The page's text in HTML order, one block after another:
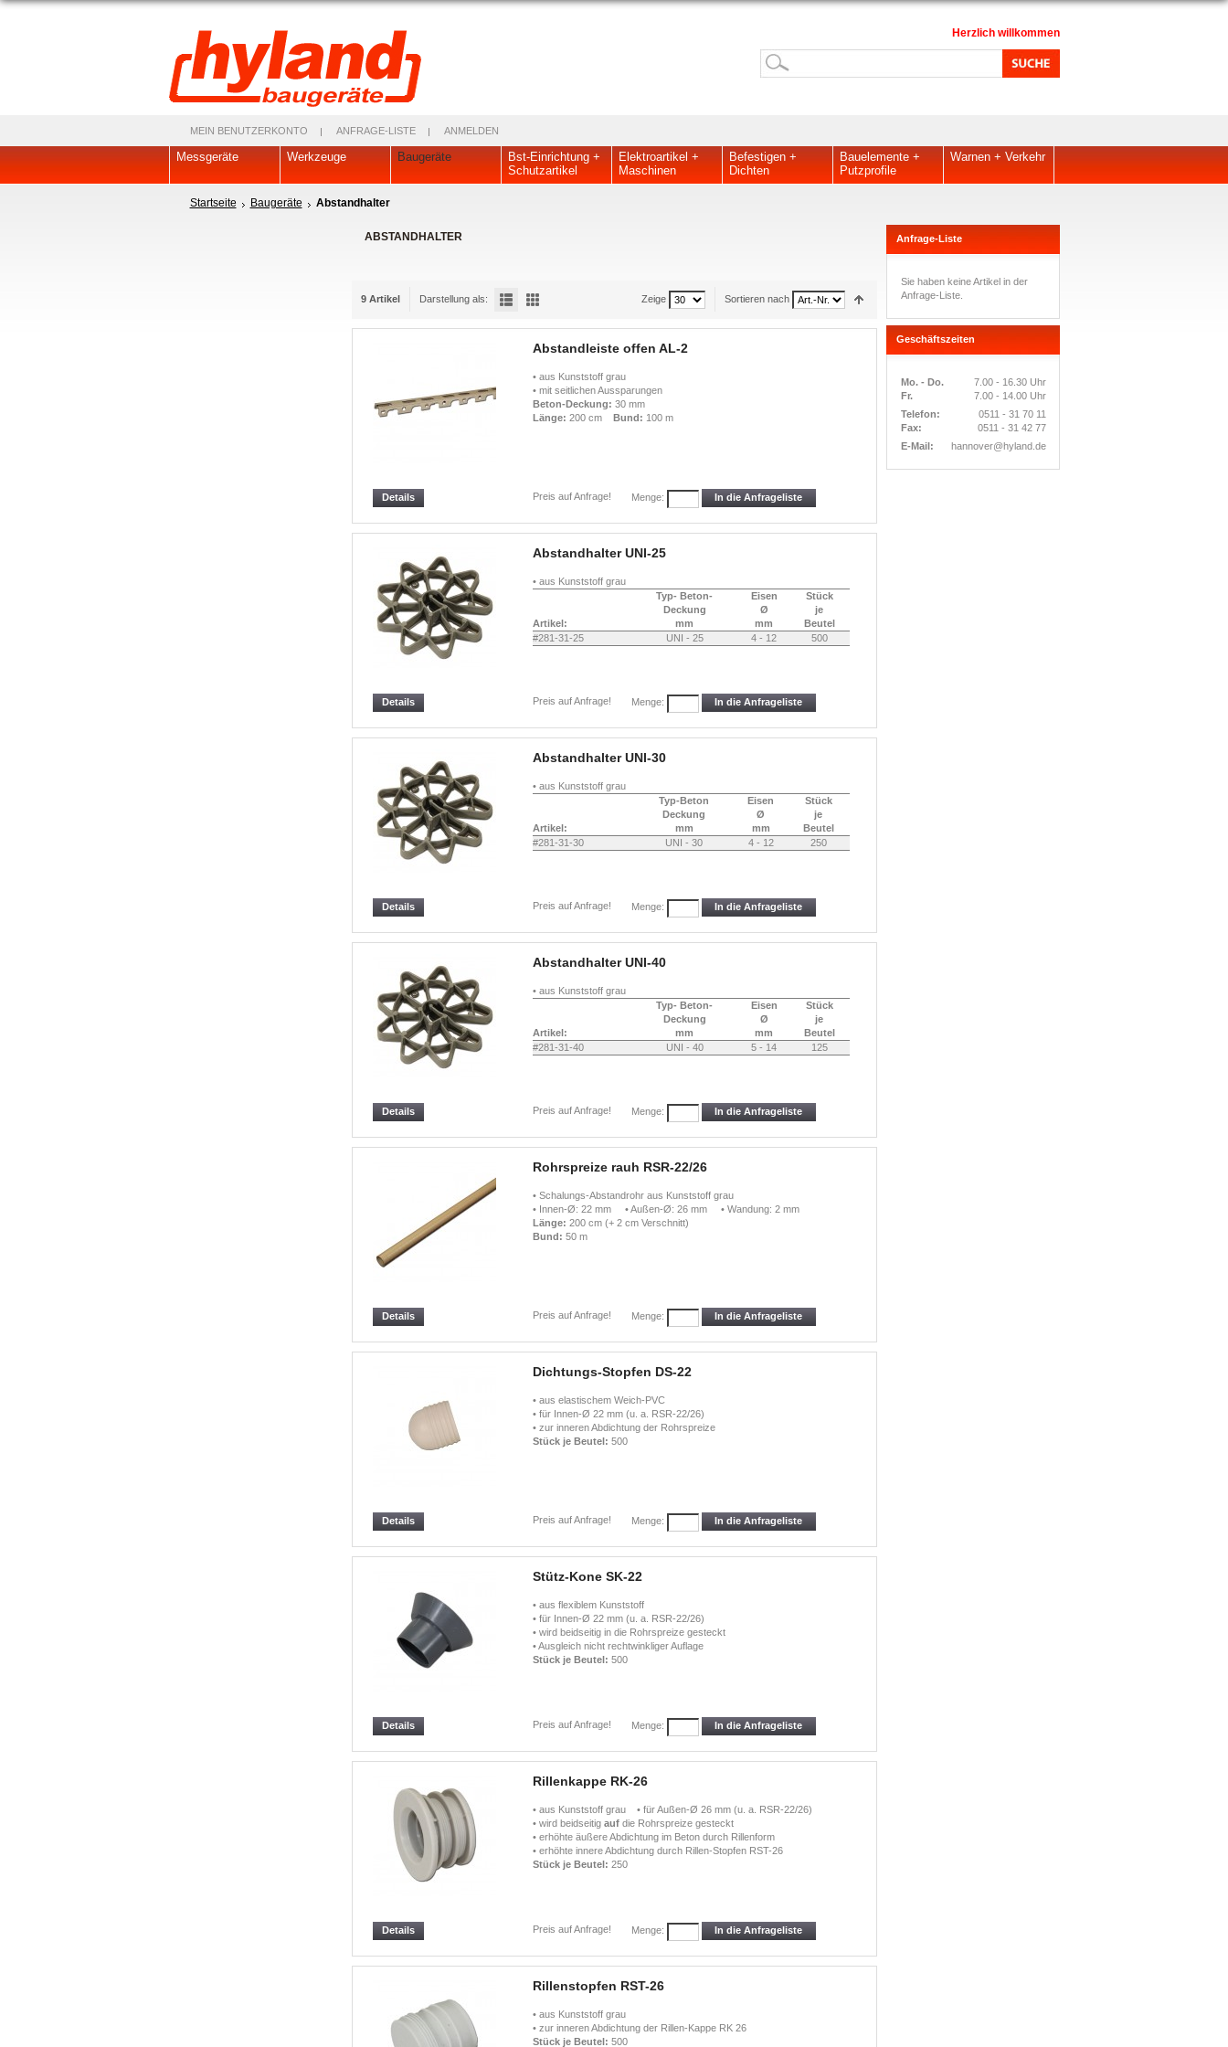
Herzlich willkommen
MEIN BENUTZERKONTO ANFRAGE-LISTE ANMELDEN
Messgeräte Werkzeuge Baugeräte
Bst-Einrichtung +
Schutzartikel
Elektroartikel +
Maschinen
Befestigen +
Dichten
Bauelemente +
Putzprofile
Warnen + Verkehr
Startseite Baugeräte Abstandhalter
ABSTANDHALTER
9 Artikel Darstellung als: Sortieren nach
Zeige
Abstandleiste offen AL-2
• aus Kunststoff grau
• mit seitlichen Aussparungen
Beton-Deckung: 30 mm
Länge: 200 cm Bund: 100 m
Preis auf Anfrage! Menge: In die Anfrageliste
Details
Abstandhalter UNI-25
• aus Kunststoff grau
Artikel:
Typ- Beton-
Deckung
mm
Eisen
Ø
mm
Stück
je
Beutel
#281-31-25
UNI - 25 4 - 12 500
Preis auf Anfrage! Menge: In die Anfrageliste
Details
Abstandhalter UNI-30
• aus Kunststoff grau
Artikel:
Typ-Beton
Deckung
mm
Eisen
Ø
mm
Stück
je
Beutel
#281-31-30
UNI - 30 4 - 12 250
Preis auf Anfrage! Menge: In die Anfrageliste
Details
Abstandhalter UNI-40
• aus Kunststoff grau
Artikel:
Typ- Beton-
Deckung
mm
Eisen
Ø
mm
Stück
je
Beutel
#281-31-40
UNI - 40 5 - 14 125
Preis auf Anfrage! Menge: In die Anfrageliste
Details
Rohrspreize rauh RSR-22/26
• Schalungs-Abstandrohr aus Kunststoff grau
• Innen-Ø: 22 mm • Außen-Ø: 26 mm • Wandung: 2 mm
Länge: 200 cm (+ 2 cm Verschnitt)
Bund: 50 m
Preis auf Anfrage! Menge: In die Anfrageliste
Details
Dichtungs-Stopfen DS-22
• aus elastischem Weich-PVC
• für Innen-Ø 22 mm (u. a. RSR-22/26)
• zur inneren Abdichtung der Rohrspreize
Stück je Beutel: 500
Preis auf Anfrage! Menge: In die Anfrageliste
Details
Stütz-Kone SK-22
• aus flexiblem Kunststoff
• für Innen-Ø 22 mm (u. a. RSR-22/26)
• wird beidseitig in die Rohrspreize gesteckt
• Ausgleich nicht rechtwinkliger Auflage
Stück je Beutel: 500
Preis auf Anfrage! Menge: In die Anfrageliste
Details
Rillenkappe RK-26
• aus Kunststoff grau • für Außen-Ø 26 mm (u. a. RSR-22/26)
• wird beidseitig aufdie Rohrspreize gesteckt
• erhöhte äußere Abdichtung im Beton durch Rillenform
• erhöhte innere Abdichtung durch Rillen-Stopfen RST-26
Stück je Beutel: 250
Preis auf Anfrage! Menge: In die Anfrageliste
Details
Rillenstopfen RST-26
• aus Kunststoff grau
• zur inneren Abdichtung der Rillen-Kappe RK 26
Stück je Beutel: 500
Anfrage-Liste
Sie haben keine Artikel in der
Anfrage-Liste.
Geschäftszeiten
Mo. - Do.
7.00 - 16.30 Uhr
Fr.
7.00 - 14.00 Uhr
Telefon:
0511 - 31 70 11
Fax:
0511 - 31 42 77
E-Mail:
hannover@hyland.de